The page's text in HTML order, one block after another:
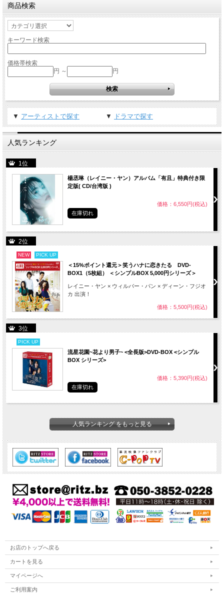
商品検索
キーワード検索
価格帯検索
円 ～
円
▼ アーティストで探す ▼ ドラマで探す
人気ランキング
1位
楊丞琳（レイニー・ヤン）アルバム「有且」特典付き限
定版( CD/台湾版 )
価格：6,550円(税込)
在庫切れ
2位
NEW PICK UP
＜15%ポイント還元＞笑うハナに恋きたる DVD-
BOX1（5枚組） ＜シンプルBOX 5,000円シリーズ＞
レイニー・ヤン × ウィルバー・パン × ディーン・フジオ
カ 出演！
価格：5,500円(税込)
3位
PICK UP
流星花園~花より男子~ <全長版>DVD-BOX <シンプル
BOX シリーズ>
価格：5,390円(税込)
在庫切れ
人気ランキング をもっと見る
お店のトップへ戻る
カートを見る
マイページへ
ご利用案内